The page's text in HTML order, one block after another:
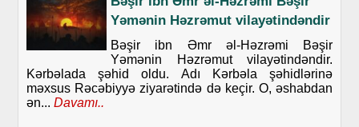
Yəmənin Həzrəmut vilayətindəndir
Bəşir ibn Əmr əl-Həzrəmi Bəşir
Yəmənin Həzrəmut vilayətindəndir.
Kərbəlada şəhid oldu. Adı Kərbəla şəhidlərinə
məxsus Rəcəbiyyə ziyarətində də keçir. O, əshabdan
ən... Davamı..